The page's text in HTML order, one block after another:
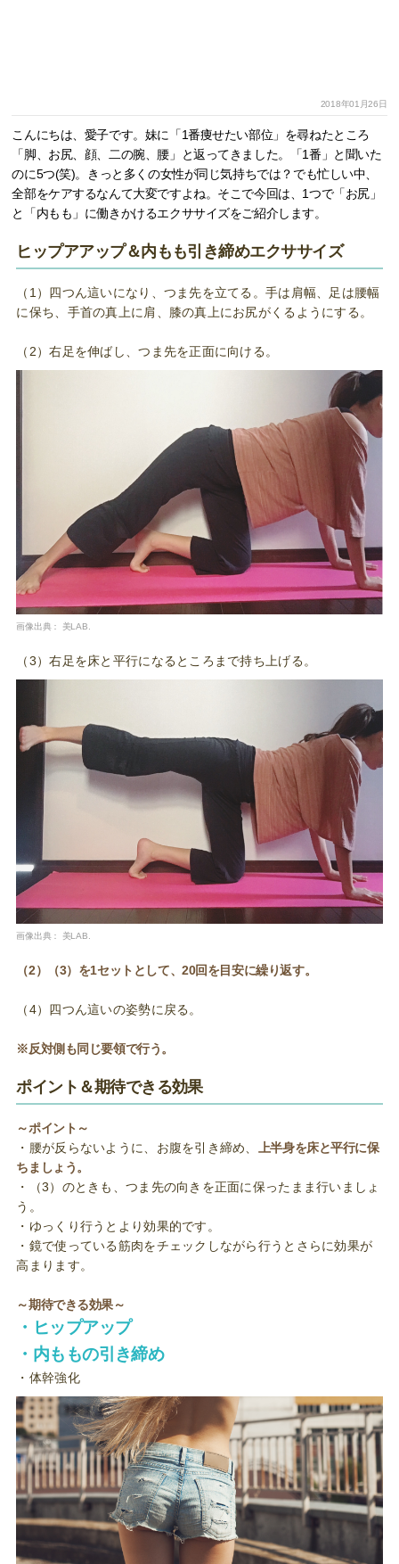
2018年01月26日
こんにちは、愛子です。妹に「1番痩せたい部位」を尋ねたところ
「脚、お尻、顔、二の腕、腰」と返ってきました。「1番」と聞いた
のに5つ(笑)。きっと多くの女性が同じ気持ちでは？でも忙しい中、
全部をケアするなんて大変ですよね。そこで今回は、1つで「お尻」
と「内もも」に働きかけるエクササイズをご紹介します。
ヒップアアップ＆内もも引き締めエクササイズ
（1）四つん這いになり、つま先を立てる。手は肩幅、足は腰幅
に保ち、手首の真上に肩、膝の真上にお尻がくるようにする。
（2）右足を伸ばし、つま先を正面に向ける。
画像出典： 美LAB.
（3）右足を床と平行になるところまで持ち上げる。
画像出典： 美LAB.
（2）（3）を1セットとして、20回を目安に繰り返す。
（4）四つん這いの姿勢に戻る。
※反対側も同じ要領で行う。
ポイント＆期待できる効果
～ポイント～
・腰が反らないように、お腹を引き締め、 上半身を床と平行に保
ちましょう。
・（3）のときも、つま先の向きを正面に保ったまま行いましょ
う。
・ゆっくり行うとより効果的です。
・鏡で使っている筋肉をチェックしながら行うとさらに効果が
高まります。
～期待できる効果～
・ヒップアップ
・内ももの引き締め
・体幹強化